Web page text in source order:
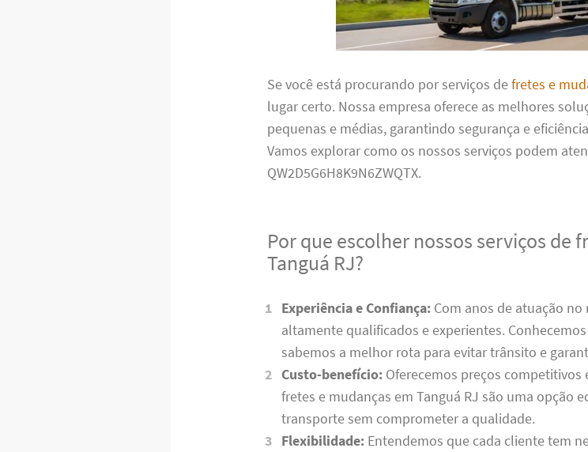
Se você está procurando por serviços defretes e
lugar certo. Nossa empresa oferece as melhores
pequenas e médias, garantindo segurança e
Vamos explorar como os nossos serviços podem
QW2D5G6H8K9N6ZWQTX.
Por que escolher nossos serviços de
Tanguá RJ?
Experiência e Confiança:Com anos de atuação no
altamente qualificados e experientes.
sabemos a melhor rota para evitar trânsito e
Custo-benefício:Oferecemos preços competitivos
fretes e mudanças em Tanguá RJ são uma opção
transporte sem comprometer a qualidade.
Flexibilidade:Entendemos que cada cliente tem